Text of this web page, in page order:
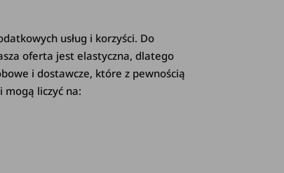
usług i korzyści. Do
oferta jest elastyczna, dlatego
i dostawcze, które z pewnością
mogą liczyć na: